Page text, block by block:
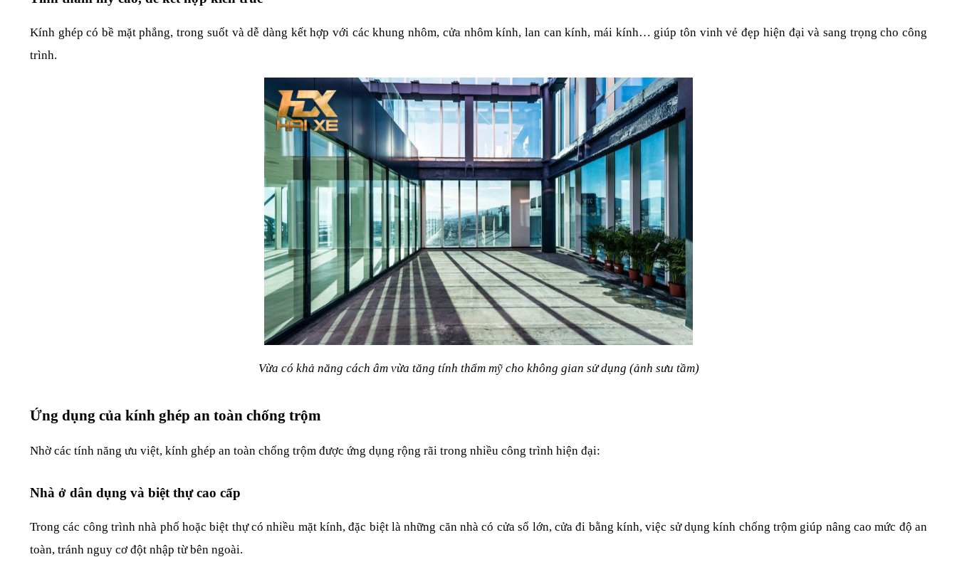
Kính ghép có bề mặt phẳng, trong suốt và dễ dàng kết hợp với các khung nhôm, cửa nhôm kính, lan can kính, mái kính… giúp tôn vinh vẻ đẹp hiện đại và sang trọng cho công
trình.
Vừa có khả năng cách âm vừa tăng tính thẩm mỹ cho không gian sử dụng (ảnh sưu tầm)
Ứng dụng của kính ghép an toàn chống trộm
Nhờ các tính năng ưu việt, kính ghép an toàn chống trộm được ứng dụng rộng rãi trong nhiều công trình hiện đại:
Nhà ở dân dụng và biệt thự cao cấp
Trong các công trình nhà phố hoặc biệt thự có nhiều mặt kính, đặc biệt là những căn nhà có cửa sổ lớn, cửa đi bằng kính, việc sử dụng kính chống trộm giúp nâng cao mức độ an
toàn, tránh nguy cơ đột nhập từ bên ngoài.